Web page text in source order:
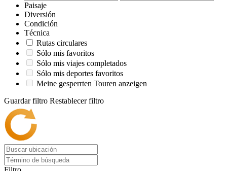
Paisaje
Diversión
Condición
Técnica
Rutas circulares
Sólo mis favoritos
Sólo mis viajes completados
Sólo mis deportes favoritos
Meine gesperrten Touren anzeigen
Guardar filtro Restablecer filtro